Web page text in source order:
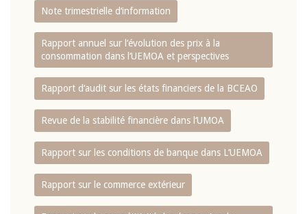
Note trimestrielle d‘information
Rapport annuel sur l‘évolution des prix à la
consommation dans l‘UEMOA et perspectives
Rapport d‘audit sur les états financiers de la BCEAO
Revue de la stabilité financière dans l‘UMOA
Rapport sur les conditions de banque dans L‘UEMOA
Rapport sur le commerce extérieur